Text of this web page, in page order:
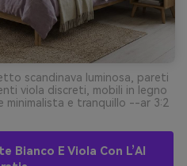
scandinava luminosa, pareti
viola discreti, mobili in legno
e tranquillo --ar 3:2
Bianco E Viola Con L’AI